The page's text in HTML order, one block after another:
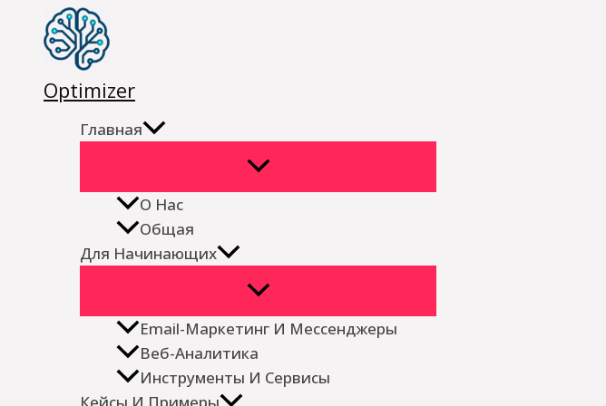
Перейти
содержимому
Optimizer
Главная
О Нас
Общая
Для Начинающих
Email-Маркетинг И Мессенджеры
Веб-Аналитика
Инструменты И Сервисы